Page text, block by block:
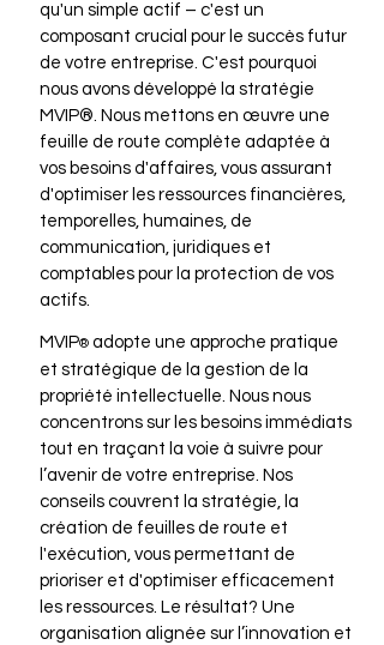
qu'un simple actif – c'est un
composant crucial pour le succès futur
de votre entreprise. C'est pourquoi
nous avons développé la stratégie
MVIP®. Nous mettons en œuvre une
feuille de route complète adaptée à
vos besoins d'affaires, vous assurant
d'optimiser les ressources financières,
temporelles, humaines, de
communication, juridiques et
comptables pour la protection de vos
actifs.
MVI P® adopte une approche pratique
et stratégique de la gestion de la
propriété intellectuelle. Nous nous
concentrons sur les besoins immédiats
tout en traçant la voie à suivre pour
l’avenir de votre entreprise. Nos
conseils couvrent la stratégie, la
création de feuilles de route et
l'exécution, vous permettant de
prioriser et d'optimiser efficacement
les ressources. Le résultat? Une
organisation alignée sur l’innovation et